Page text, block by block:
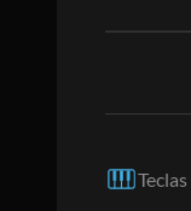
Teclas